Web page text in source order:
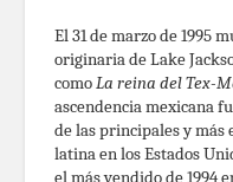
El 31 de marzo de 1995
originaria de Lake
comoLa reina del Tex-
ascendencia mexicana
de las principales y más
latina en los Estados
el más vendido de 1994